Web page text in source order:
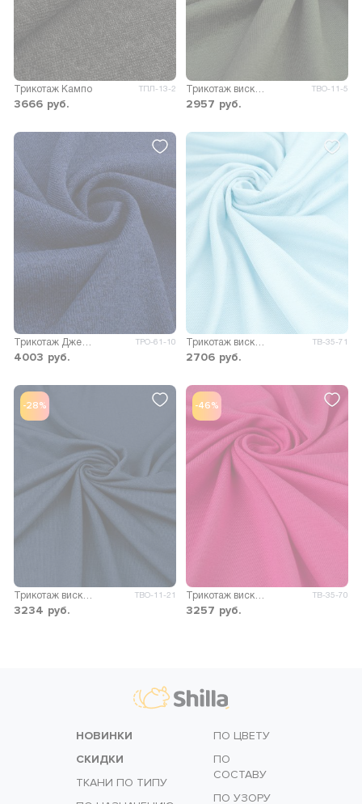
Трикотаж Кампо ТПЛ-13-2
3666 руб.
Трикотаж вискоза Пиаф ТВО-11-5
2957 руб.
ТРО-61-10
4003 руб.
ТВ-35-71
2706 руб.
-28%
ТВО-11-21
3234 руб.
-46%
ТВ-35-70
3257 руб.
НОВИНКИ
СКИДКИ
ТКАНИ ПО ТИПУ
ПО ЦВЕТУ
ПО
СОСТАВУ
ПО УЗОРУ